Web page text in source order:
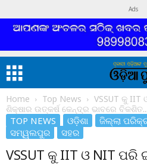
Ads
Home Top News
VSSUT କୁ
ଶିକ୍ଷାର ଉତ୍କର୍ଷ କେନ୍ଦ୍ର ଭାବରେ ବିକଶିତ...
TOP NEWS ଓଡ଼ିଶା ଜିଲ୍ଲା
ସମ୍ୱଲପୁର
ସହର
VSSUT କୁ IIT ଓ NIT